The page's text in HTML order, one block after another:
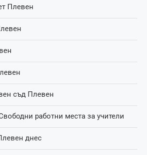
Плевен
съд Плевен
работни места за учители
днес